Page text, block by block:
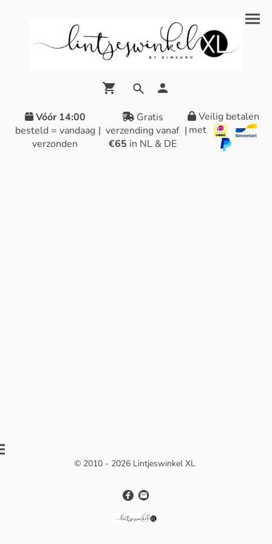
Vóór 14:00
besteld = vandaag
verzonden
|
Gratis
verzending vanaf
€65 in NL & DE
|
Veilig betalen
met
© 2010 - 2026 Lintjeswinkel XL